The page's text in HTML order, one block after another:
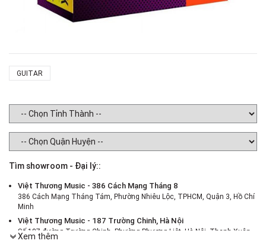
GUITAR
Tìm showroom - Đại lý::
Việt Thương Music - 386 Cách Mạng Tháng 8
386 Cách Mạng Tháng Tám, Phường Nhiêu Lộc, TPHCM, Quận 3, Hồ Chí
Minh
Việt Thương Music - 187 Trường Chinh, Hà Nội
Số 187 đường Trường Chinh, Phường Phương Liệt, Hà Nội, Thanh Xuân ,
Hà Nội
Xem thêm